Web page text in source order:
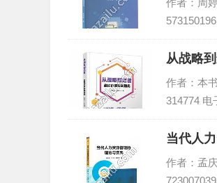
作者：周
从战略
作者：本
314774 电
当代人
作者：孟